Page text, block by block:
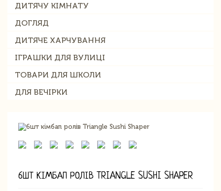
ДИТЯЧУ КІМНАТУ
ДОГЛЯД
ДИТЯЧЕ ХАРЧУВАННЯ
ІГРАШКИ ДЛЯ ВУЛИЦІ
ТОВАРИ ДЛЯ ШКОЛИ
ДЛЯ ВЕЧІРКИ
6ШТ КІМБАП РОЛІВ TRIANGLE SUSHI SHAPER